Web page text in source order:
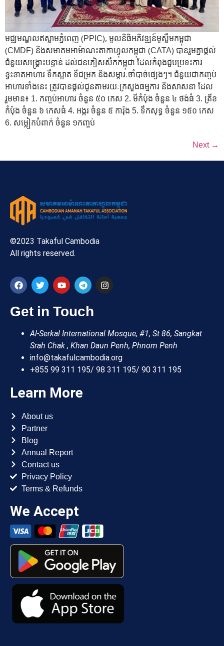
មជ្ឈមណ្ឌលឥស្លាមភ្នំពេញ (PPIC), មូលនិធិអភិវឌ្ឍន៍មូស្លឹមកម្ពុជា
(CMDF) និងសមាគមអាម៉ាណះតាកាហ្វុលកម្ពុជា (CATA) បានរួមគ្នាផ្តល់
ជំនួយសង្គ្រោះបន្ទាន់ ដល់ជនភៀសសឹកកម្ពុជា ដែលកំពុងជួបប្រទះការ
ខ្វះខាតអាហារ ទឹកស្អាត ទីជម្រក និងសម្ភារៈចាំបាច់ផ្សេងៗ។ ជំនួយជាកញ្ចប់
អាហារទាំងនេះ ត្រូវបានផ្តល់ជូនតាមរយៈក្រសួងធម្មការ និងសាសនា ដែល
រួមមាន៖ 1. កញ្ចប់អាហារ ចំនួន ៥០ កេស 2. មីកំប៉ុង ចំនួន ៤ ថង់ធំ 3. ត្រីខ
កំប៉ុង ចំនួន ៦ កេសធំ 4. អង្ករ ចំនួន ៥ ការ៉ុង 5. ទឹកសុទ្ធ ចំនួន ១៥០ កេស
6. សម្លៀកបំពាក់ ចំនួន ១កញ្ចប់
Next →
©2023 Takaful Cambodia
All rights reserved.
Get in Touch
Al-Serkal International Mosque, #1, St 86, Sangkat
Srah Chak , Khan Daun Penh, Phnom Penh
info@takafulcambodia.org
+855 99 311 195/ 98 311 195/ 90 311 195
Learn More
About us
Partner
Blog
Annual Report
Contact us
Privacy Policy
Terms & Refunds
We Accept